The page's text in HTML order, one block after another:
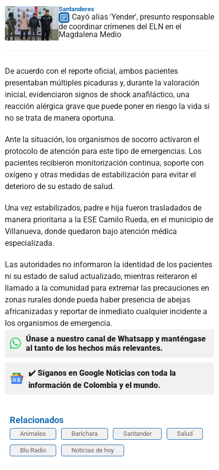
Santanderes
Cayó alias 'Yender', presunto responsable
de coordinar crímenes del ELN en el
Magdalena Medio
De acuerdo con el reporte oficial, ambos pacientes
presentaban múltiples picaduras y, durante la valoración
inicial, evidenciaron signos de shock anafiláctico, una
reacción alérgica grave que puede poner en riesgo la vida si
no se trata de manera oportuna.
Ante la situación, los organismos de socorro activaron el
protocolo de atención para este tipo de emergencias. Los
pacientes recibieron monitorización continua, soporte con
oxígeno y otras medidas de estabilización para evitar el
deterioro de su estado de salud.
Una vez estabilizados, padre e hija fueron trasladados de
manera prioritaria a la ESE Camilo Rueda, en el municipio de
Villanueva, donde quedaron bajo atención médica
especializada.
Las autoridades no informaron la identidad de los pacientes
ni su estado de salud actualizado, mientras reiteraron el
llamado a la comunidad para extremar las precauciones en
zonas rurales donde pueda haber presencia de abejas
africanizadas y reportar de inmediato cualquier incidente a
los organismos de emergencia.
Únase a nuestro canal de Whatsapp y manténgase
al tanto de los hechos más relevantes.
✔️ Síganos en Google Noticias con toda la
información de Colombia y el mundo.
Relacionados
Animales Barichara Santander Salud
Blu Radio Noticias de hoy